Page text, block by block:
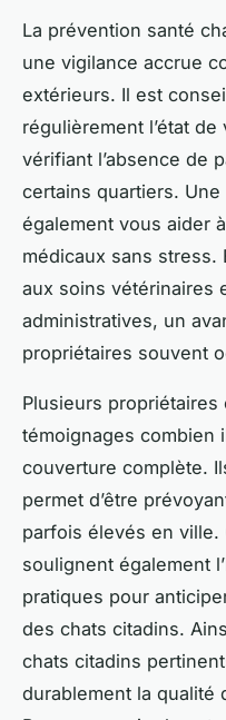
La prévention santé
une vigilance accrue
extérieurs. Il est
régulièrement l’état
vérifiant l’absence de
certains quartiers.
également vous aider
médicaux sans stress.
aux soins vétérinaires
administratives, un
propriétaires souvent
Plusieurs
témoignages combien
couverture complète.
permet d’être
parfois élevés en ville.
soulignent également
pratiques pour
des chats citadins.
chats citadins
durablement la qualité